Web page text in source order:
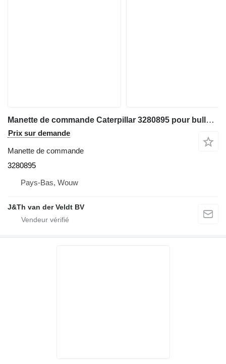
Manette de commande Caterpillar 3280895 pour bulldozer Caterpillar D3K D4K D5K D6K D6K2
Prix sur demande
Manette de commande
3280895
Pays-Bas, Wouw
J&Th van der Veldt BV